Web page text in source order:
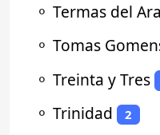
⚬ Termas del
⚬ Tomas
⚬ Treinta y Tres
⚬ Trinidad 2